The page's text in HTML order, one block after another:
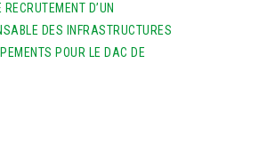
RECRUTEMENT D’UN
DES INFRASTRUCTURES
POUR LE DAC DE